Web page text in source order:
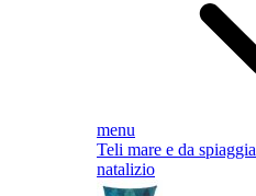
menu
Teli mare e da spiaggia
natalizio